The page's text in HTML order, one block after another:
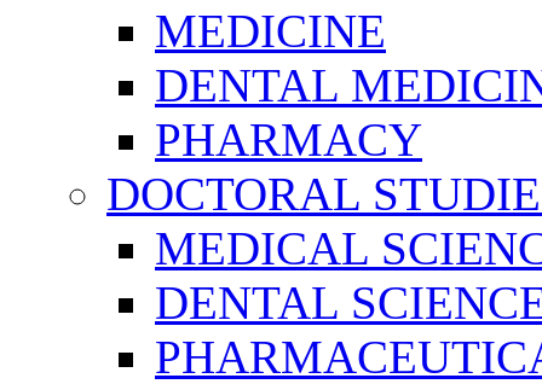
MEDICINE
DENTAL
PHARMACY
DOCTORAL
MEDICAL
DENTAL